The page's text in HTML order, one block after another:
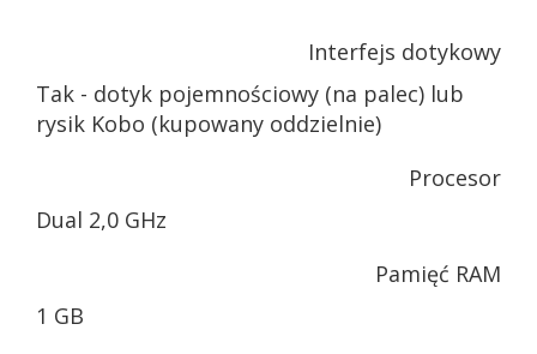
Interfejs dotykowy
Tak - dotyk pojemnościowy (na palec) lub
rysik Kobo (kupowany oddzielnie)
Procesor
Dual 2,0 GHz
Pamięć RAM
1 GB